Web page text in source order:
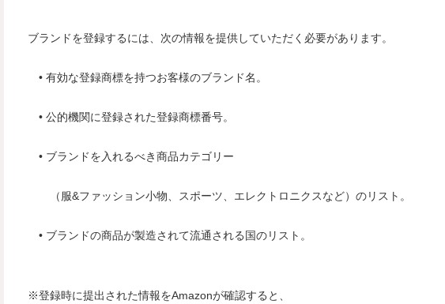
ブランドを登録するには、次の情報を提供していただく必要があります。
• 有効な登録商標を持つお客様のブランド名。
• 公的機関に登録された登録商標番号。
• ブランドを入れるべき商品カテゴリー
（服&ファッション小物、スポーツ、エレクトロニクスなど）のリスト。
• ブランドの商品が製造されて流通される国のリスト。
※登録時に提出された情報をAmazonが確認すると、